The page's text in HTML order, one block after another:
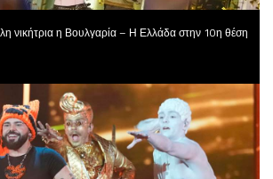
νικήτρια η Βουλγαρία – Η Ελλάδα στην 10η θέση